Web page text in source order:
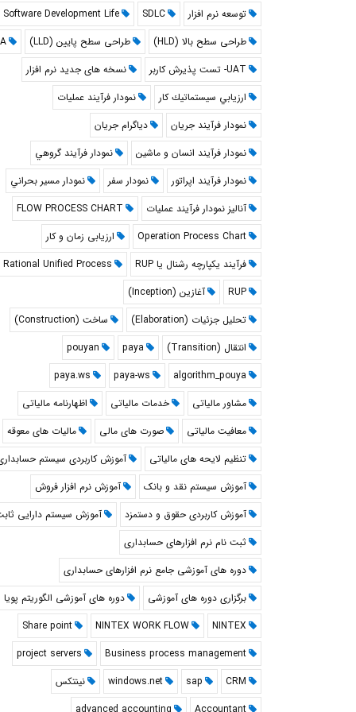
توسعه نرم افزار SDLC
Software Development Life
طراحی سطح بالا (HLD)
طراحی سطح پایین (LLD)
UAT- تست پذیرش کاربر
نسخه های جدید نرم افزار
ارزيابي سيستماتيك كار
نمودار فرآيند عمليات
نمودار فرآيند جريان
دياگرام جريان
نمودار فرآيند انسان و ماشين
نمودار فرآيند گروهي
نمودار فرآيند اپراتور
نمودار سفر
نمودار مسير بحراني
آنالیز نمودار فرآیند عملیات
FLOW PROCESS CHART
Operation Process Chart
ارزیابی زمان و کار
فرآیند یکپارچه رشنال یا RUP
Rational Unified Process
RUP
آغازین (Inception)
تحلیل جزئیات (Elaboration)
ساخت (Construction)
انتقال (Transition)
paya
pouyan
algorithm_pouya
paya-ws
paya.ws
مشاور مالیاتی
خدمات مالیاتی
اظهارنامه مالیاتی
معافیت مالیاتی
صورت های مالی
مالیات های معوقه
تنظیم لایحه های مالیاتی
آموزش کاربردی سیستم
آموزش سیستم نقد و بانک
آموزش نرم افزار فروش
آموزش کاربردی حقوق و دستمزد
آموزش سیستم دارایی
ثبت نام نرم افزارهای حسابداری
دوره های آموزشی جامع نرم افزارهای حسابداری
برگزاری دوره های آموزشی
دوره های آموزشی الگوریتم پویا
NINTEX
NINTEX WORK FLOW
Share point
Business process management
project servers
CRM
sap
windows.net
نینتکس